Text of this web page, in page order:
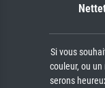
Si vous
couleur, ou
serons